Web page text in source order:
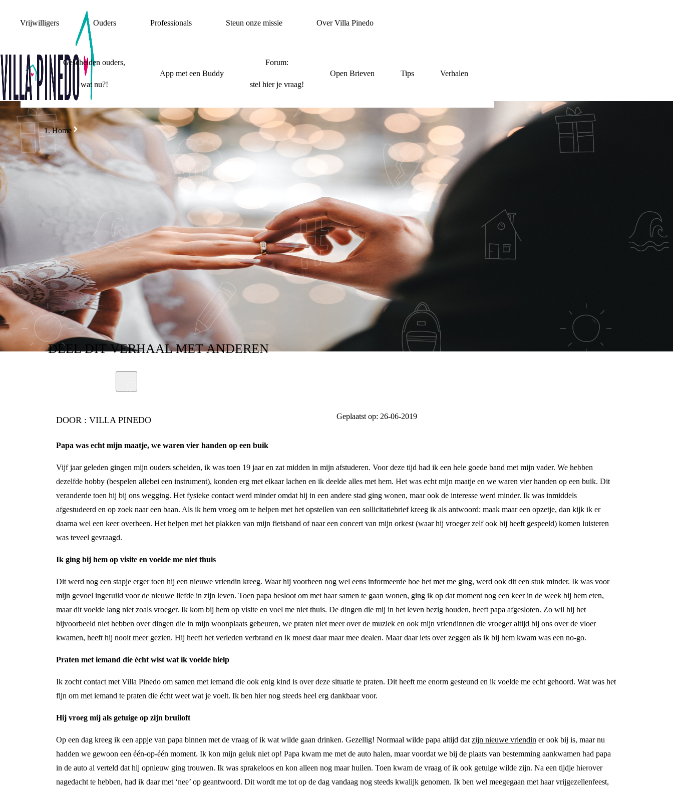
Vrijwilligers Ouders Professionals Steun onze missie Over Villa Pinedo
Gescheiden ouders,
wat nu?!
App met een Buddy
Forum:
stel hier je vraag!
Open Brieven Tips Verhalen
Home
IK VOELDE ME INGERUILD
DEELDIT VERHAALMET ANDEREN
DOOR : VILLA PINEDO Geplaatst op: 26-06-2019
Papa was echt mijn maatje, we waren vier handen op een buik
Vijf jaar geleden gingen mijn ouders scheiden, ik was toen 19 jaar en zat midden in mijn afstuderen. Voor deze tijd had ik een hele goede band met mijn vader. We hebben
dezelfde hobby (bespelen allebei een instrument), konden erg met elkaar lachen en ik deelde alles met hem. Het was echt mijn maatje en we waren vier handen op een buik. Dit
veranderde toen hij bij ons wegging. Het fysieke contact werd minder omdat hij in een andere stad ging wonen, maar ook de interesse werd minder. Ik was inmiddels
afgestudeerd en op zoek naar een baan. Als ik hem vroeg om te helpen met het opstellen van een sollicitatiebrief kreeg ik als antwoord: maak maar een opzetje, dan kijk ik er
daarna wel een keer overheen. Het helpen met het plakken van mijn fietsband of naar een concert van mijn orkest (waar hij vroeger zelf ook bij heeft gespeeld) komen luisteren
was teveel gevraagd.
Ik ging bij hem op visite en voelde me niet thuis
Dit werd nog een stapje erger toen hij een nieuwe vriendin kreeg. Waar hij voorheen nog wel eens informeerde hoe het met me ging, werd ook dit een stuk minder. Ik was voor
mijn gevoel ingeruild voor de nieuwe liefde in zijn leven. Toen papa besloot om met haar samen te gaan wonen, ging ik op dat moment nog een keer in de week bij hem eten,
maar dit voelde lang niet zoals vroeger. Ik kom bij hem op visite en voel me niet thuis. De dingen die mij in het leven bezig houden, heeft papa afgesloten. Zo wil hij het
bijvoorbeeld niet hebben over dingen die in mijn woonplaats gebeuren, we praten niet meer over de muziek en ook mijn vriendinnen die vroeger altijd bij ons over de vloer
kwamen, heeft hij nooit meer gezien. Hij heeft het verleden verbrand en ik moest daar maar mee dealen. Maar daar iets over zeggen als ik bij hem kwam was een no-go.
Praten met iemand die écht wist wat ik voelde hielp
Ik zocht contact met Villa Pinedo om samen met iemand die ook enig kind is over deze situatie te praten. Dit heeft me enorm gesteund en ik voelde me echt gehoord. Wat was het
fijn om met iemand te praten die écht weet wat je voelt. Ik ben hier nog steeds heel erg dankbaar voor.
Hij vroeg mij als getuige op zijn bruiloft
Op een dag kreeg ik een appje van papa binnen met de vraag of ik wat wilde gaan drinken. Gezellig! Normaal wilde papa altijd dat zijn nieuwe vriendin er ook bij is, maar nu
hadden we gewoon een één-op-één moment. Ik kon mijn geluk niet op! Papa kwam me met de auto halen, maar voordat we bij de plaats van bestemming aankwamen had papa
in de auto al verteld dat hij opnieuw ging trouwen. Ik was sprakeloos en kon alleen nog maar huilen. Toen kwam de vraag of ik ook getuige wilde zijn. Na een tijdje hierover
nagedacht te hebben, had ik daar met ‘nee’ op geantwoord. Dit wordt me tot op de dag vandaag nog steeds kwalijk genomen. Ik ben wel meegegaan met haar vrijgezellenfeest,